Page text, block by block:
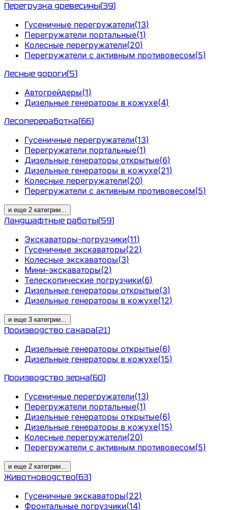
Перегрузка древесины(39)
Гусеничные перегружатели(13)
Перегружатели портальные(1)
Колесные перегружатели(20)
Перегружатели с активным противовесом(5)
Лесные дороги(5)
Автогрейдеры(1)
Дизельные генераторы в кожухе(4)
Лесопереработка(66)
Гусеничные перегружатели(13)
Перегружатели портальные(1)
Дизельные генераторы открытые(6)
Дизельные генераторы в кожухе(21)
Колесные перегружатели(20)
Перегружатели с активным противовесом(5)
и еще 2 категрии...
Ландшафтные работы(59)
Экскаваторы-погрузчики(11)
Гусеничные экскаваторы(22)
Колесные экскаваторы(3)
Мини-экскаваторы(2)
Телескопические погрузчики(6)
Дизельные генераторы открытые(3)
Дизельные генераторы в кожухе(12)
и еще 3 категрии...
Производство сахара(21)
Дизельные генераторы открытые(6)
Дизельные генераторы в кожухе(15)
Производство зерна(60)
Гусеничные перегружатели(13)
Перегружатели портальные(1)
Дизельные генераторы открытые(6)
Дизельные генераторы в кожухе(15)
Колесные перегружатели(20)
Перегружатели с активным противовесом(5)
и еще 2 категрии...
Животноводство(63)
Гусеничные экскаваторы(22)
Фронтальные погрузчики(14)